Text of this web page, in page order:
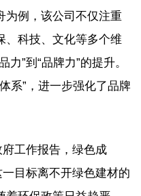
为例，该公司不仅注重
、科技、文化等多个维
”到“品牌力”的提升。
系”，进一步强化了品牌
府工作报告，绿色成
目标离不开绿色建材的